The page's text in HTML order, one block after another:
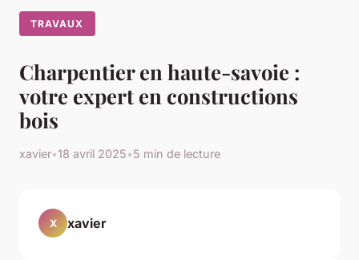
TRAVAUX
Charpentier en haute-savoie :
votre expert en constructions
bois
xavier•18 avril 2025•5 min de lecture
X xavier